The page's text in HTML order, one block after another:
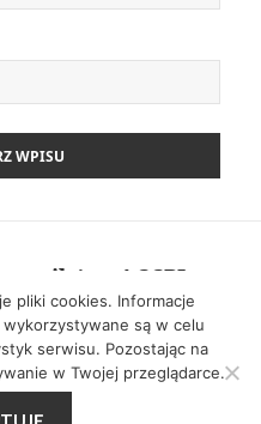
agile’a – ACCPL
w 2020 roku
pliki cookies. Informacje
są w celu
serwisu. Pozostając na
w Twojej przeglądarce.